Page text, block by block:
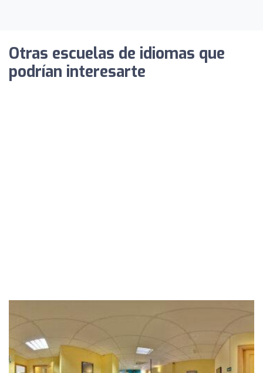
Otras escuelas de idiomas que
podrían interesarte